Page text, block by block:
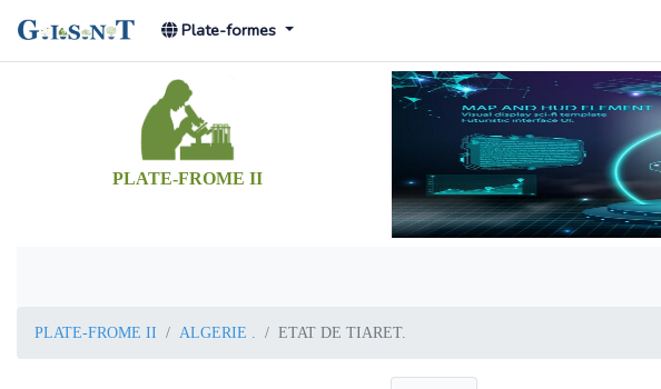
Plate-formes
PLATE-FROME II
PLATE-FROME II ALGERIE . ETAT DE TIARET.